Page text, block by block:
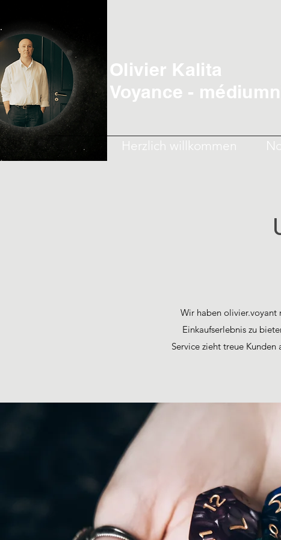
Olivier Kalita
Voyance -
Herzlich willkommen
Wir haben olivier.voyant
Einkaufserlebnis zu
Service zieht treue